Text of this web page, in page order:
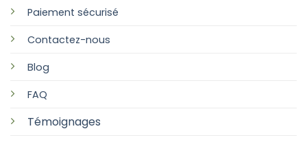
Paiement sécurisé
Contactez-nous
Blog
FAQ
Témoignages